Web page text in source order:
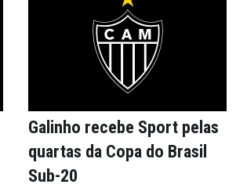
Galinho recebe Sport pelas
quartas da Copa do Brasil
Sub-20